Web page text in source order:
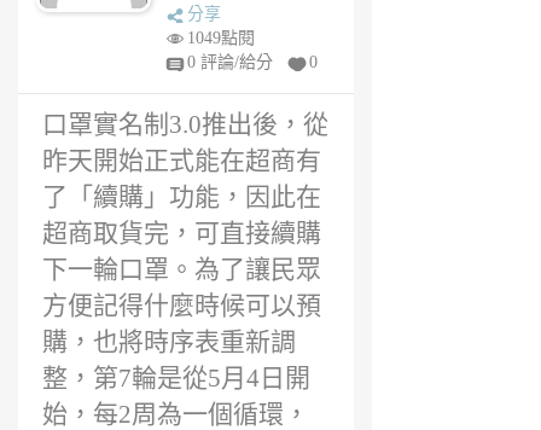
前
分享
1049點閱
0 評論/給分
0
口罩實名制3.0推出後，從
昨天開始正式能在超商有
了「續購」功能，因此在
超商取貨完，可直接續購
下一輪口罩。為了讓民眾
方便記得什麼時候可以預
購，也將時序表重新調
整，第7輪是從5月4日開
始，每2周為一個循環，